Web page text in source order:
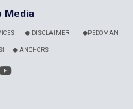
Media
DISCLAIMER PEDOMAN
ANCHORS